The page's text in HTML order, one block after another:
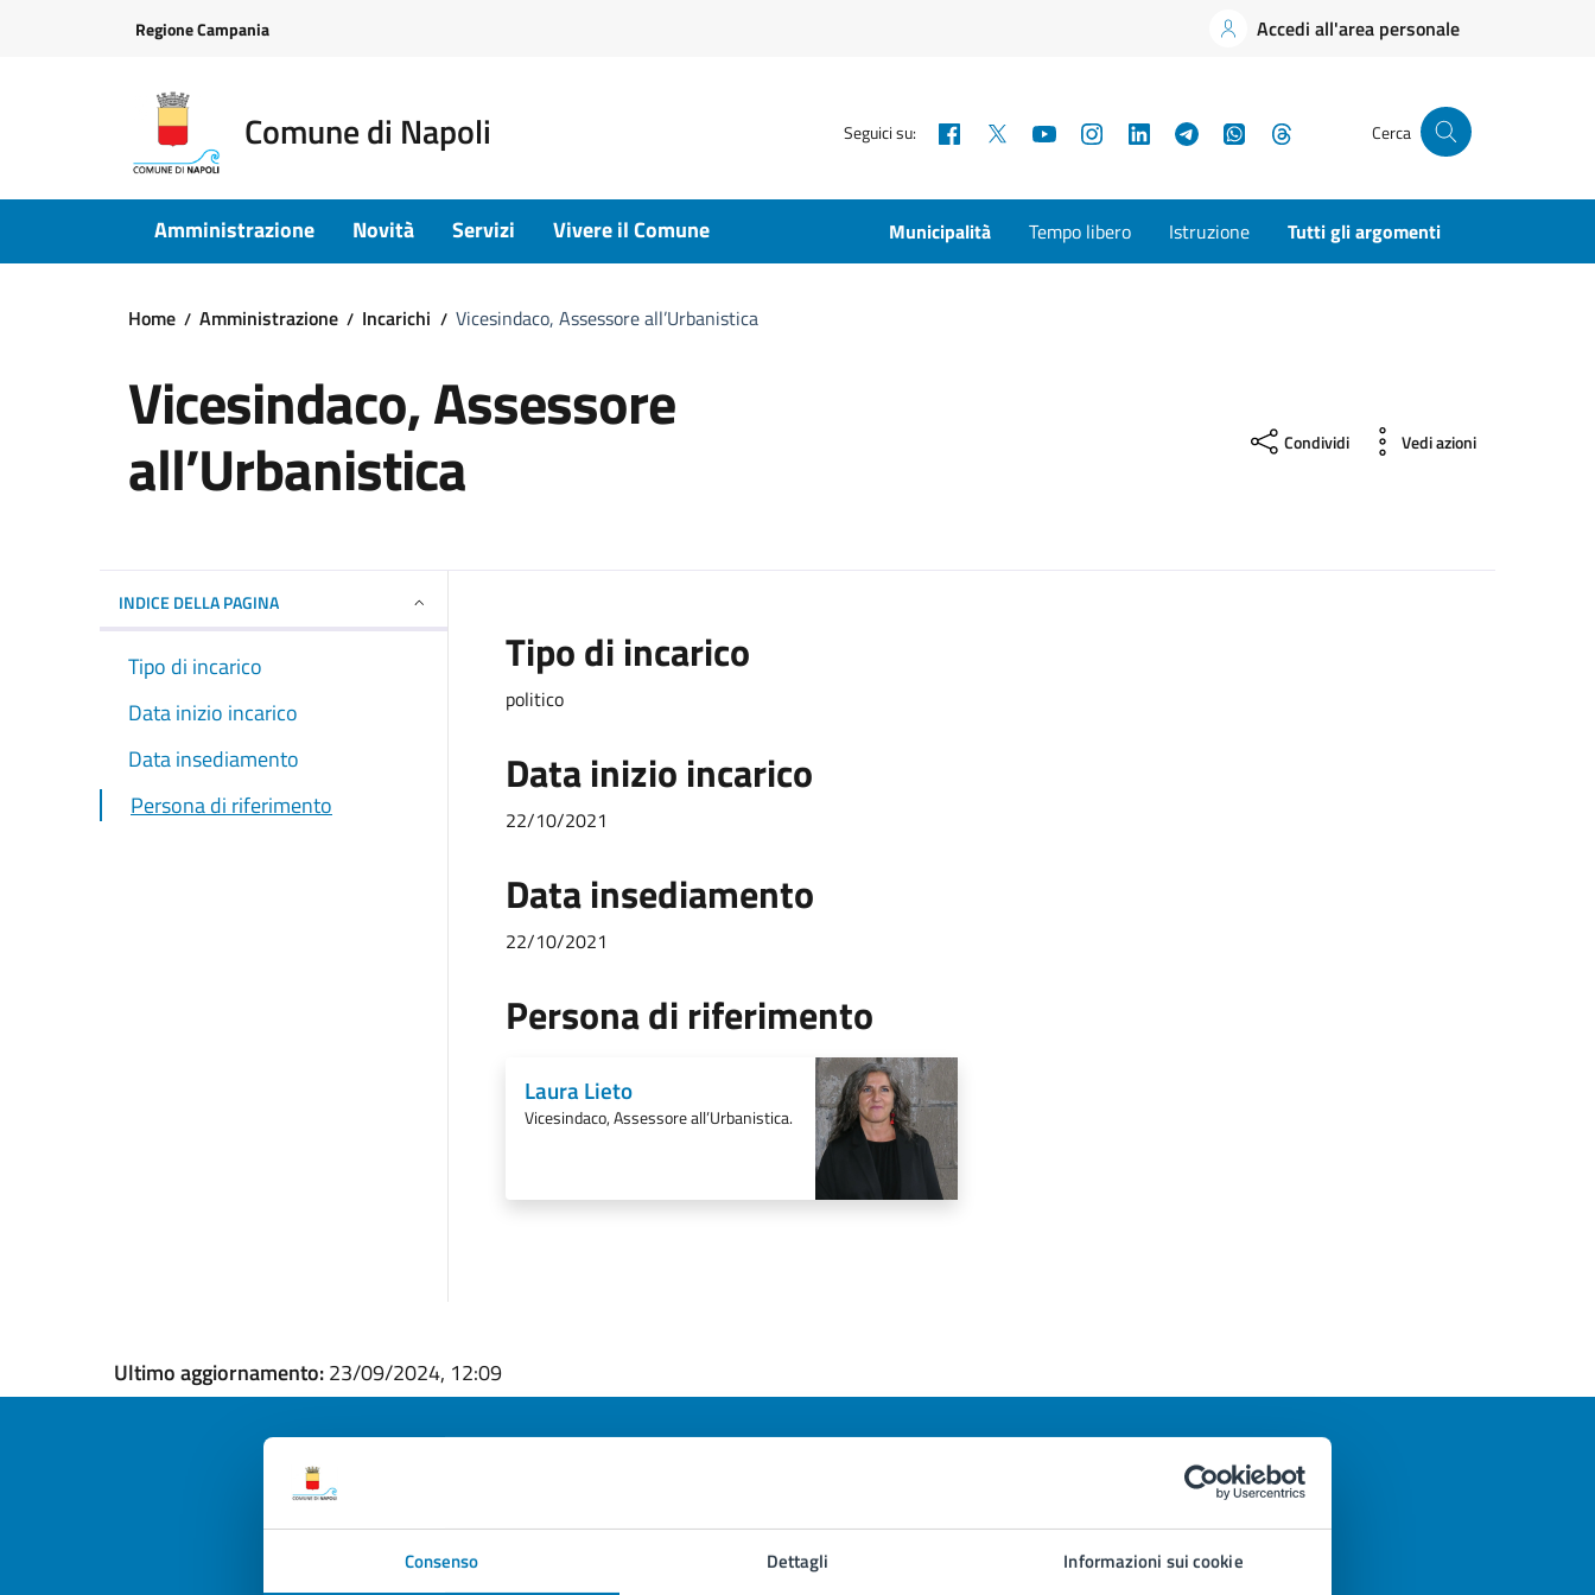
Consenso Dettagli Informazioni sui cookie
Regione Campania Accedi all'area personale
Comune di Napoli Seguici su: Facebook YouTubeInstagramLinkedInTelegramWhatsApp Cerca
Amministrazione Novità Servizi Vivere il Comune Municipalità Tempo libero Istruzione Tutti gli argomenti
Home Amministrazione Incarichi Vicesindaco, Assessore all’Urbanistica
Vicesindaco, Assessore
all’Urbanistica Condividi Vedi azioni
INDICE DELLA PAGINA
Tipo di incarico
Data inizio incarico
Data insediamento
Persona di riferimento
Tipo di incarico
politico
Data inizio incarico
22/10/2021
Data insediamento
22/10/2021
Persona di riferimento
Laura Lieto
Vicesindaco, Assessore all’Urbanistica.
Ultimo aggiornamento:23/09/2024, 12:09
Quanto sono chiare le informazioni su questa
pagina?